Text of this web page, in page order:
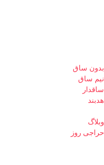
بدون ساق
نیم ساق
ساقدار
هدبند
وبلاگ
حراجی روز